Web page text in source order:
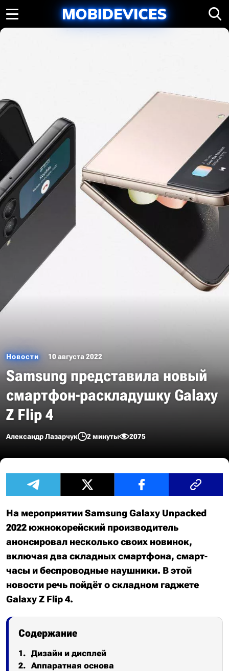
Новости 10 августа 2022
Samsung представила новый
смартфон-раскладушку Galaxy
Z Flip 4
Александр Лазарчук 2 минуты 2075
На мероприятии Samsung Galaxy Unpacked
2022 южнокорейский производитель
анонсировал несколько своих новинок,
включая два складных смартфона, смарт-
часы и беспроводные наушники. В этой
новости речь пойдёт о складном гаджете
Galaxy Z Flip 4.
Содержание
Дизайн и дисплей
Аппаратная основа